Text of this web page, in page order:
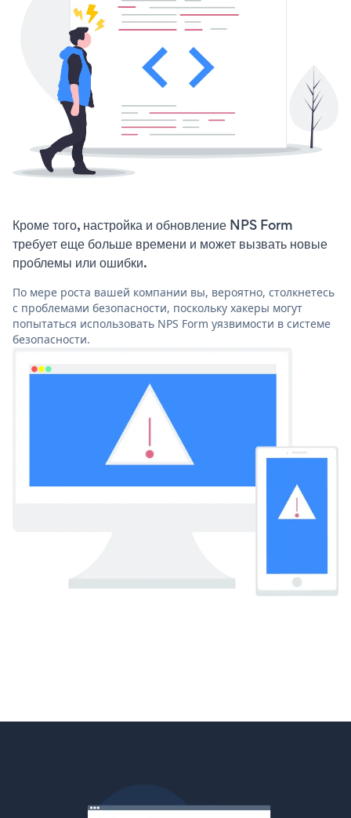
Кроме того, настройка и обновление NPS Form
требует еще больше времени и может вызвать новые
проблемы или ошибки.
По мере роста вашей компании вы, вероятно, столкнетесь
с проблемами безопасности, поскольку хакеры могут
попытаться использовать NPS Form уязвимости в системе
безопасности.